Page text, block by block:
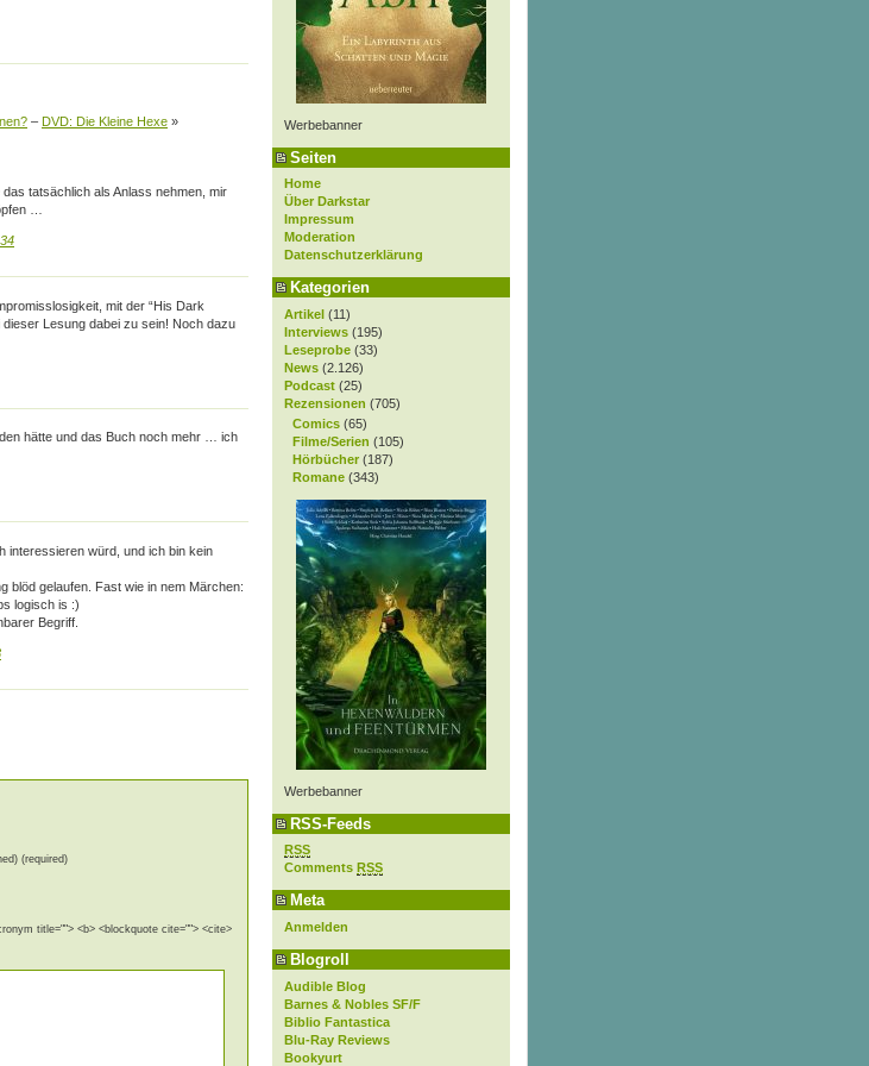
Werbebanner
Seiten
Home
Über Darkstar
Impressum
Moderation
Datenschutzerklärung
Kategorien
Artikel (11)
Interviews (195)
Leseprobe (33)
News (2.126)
Podcast (25)
Rezensionen (705)
Comics (65)
Filme/Serien (105)
Hörbücher (187)
Romane (343)
Werbebanner
RSS-Feeds
RSS
Comments RSS
Meta
Anmelden
Blogroll
Audible Blog
Barnes & Nobles SF/F
Biblio Fantastica
Blu-Ray Reviews
Bookyurt
– DVD: Die Kleine Hexe »
tatsächlich als Anlass nehmen, mir
…
mit der “His Dark
Lesung dabei zu sein! Noch dazu
hätte und das Buch noch mehr … ich
interessieren würd, und ich bin kein
blöd gelaufen. Fast wie in nem Märchen:
logisch is :)
Begriff.
(required)
title=""> <b> <blockquote cite=""> <cite>